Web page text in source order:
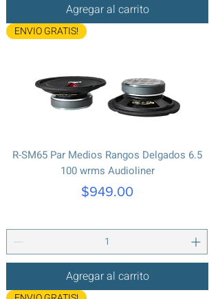
Agregar al carrito
ENVIO GRATIS!
R-SM65 Par Medios Rangos Delgados 6.5
100 wrms Audioliner
Precio
$949.00
Agregar al carrito